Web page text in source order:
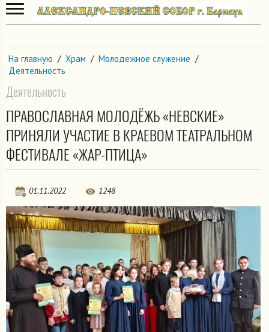
На главную / Храм / Молодежное служение /
Деятельность
Деятельность
ПРАВОСЛАВНАЯ МОЛОДЁЖЬ «НЕВСКИЕ»
ПРИНЯЛИ УЧАСТИЕ В КРАЕВОМ ТЕАТРАЛЬНОМ
ФЕСТИВАЛЕ «ЖАР-ПТИЦА»
01.11.2022 1248